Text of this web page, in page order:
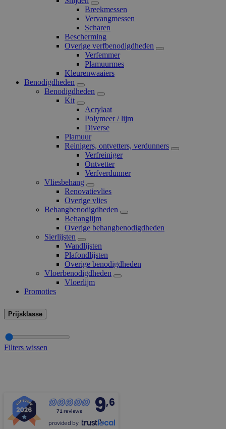
Breekmessen
Vervangmessen
Scharen
Bescherming
Overige verfbenodigdheden
Verfemmer
Plamuurmes
Kleurenwaaiers
Benodigdheden
Benodigdheden
Kit
Acrylaat
Polymeer / lijm
Diverse
Plamuur
Reinigers, ontvetters, verdunners
Verfreiniger
Ontvetter
Verfverdunner
Vliesbehang
Renovatievlies
Overige vlies
Behangbenodigdheden
Behanglijm
Overige behangbenodigdheden
Sierlijsten
Wandlijsten
Plafondlijsten
Overige benodigdheden
Vloerbenodigdheden
Vloerlijm
Promoties
Prijsklasse
Filters wissen
71 reviews 9,6
provided by